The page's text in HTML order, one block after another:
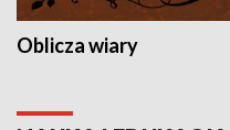
Oblicza wiary